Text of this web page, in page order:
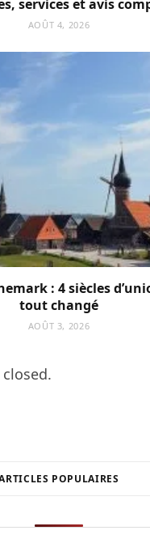
services et avis
AOÛT 4, 2026
: 4 siècles
tout changé
AOÛT 3, 2026
POPULAIRES